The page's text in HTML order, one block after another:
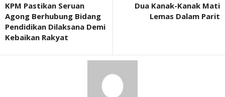
KPM Pastikan Seruan
Agong Berhubung Bidang
Pendidikan Dilaksana Demi
Kebaikan Rakyat
Dua Kanak-Kanak Mati
Lemas Dalam Parit